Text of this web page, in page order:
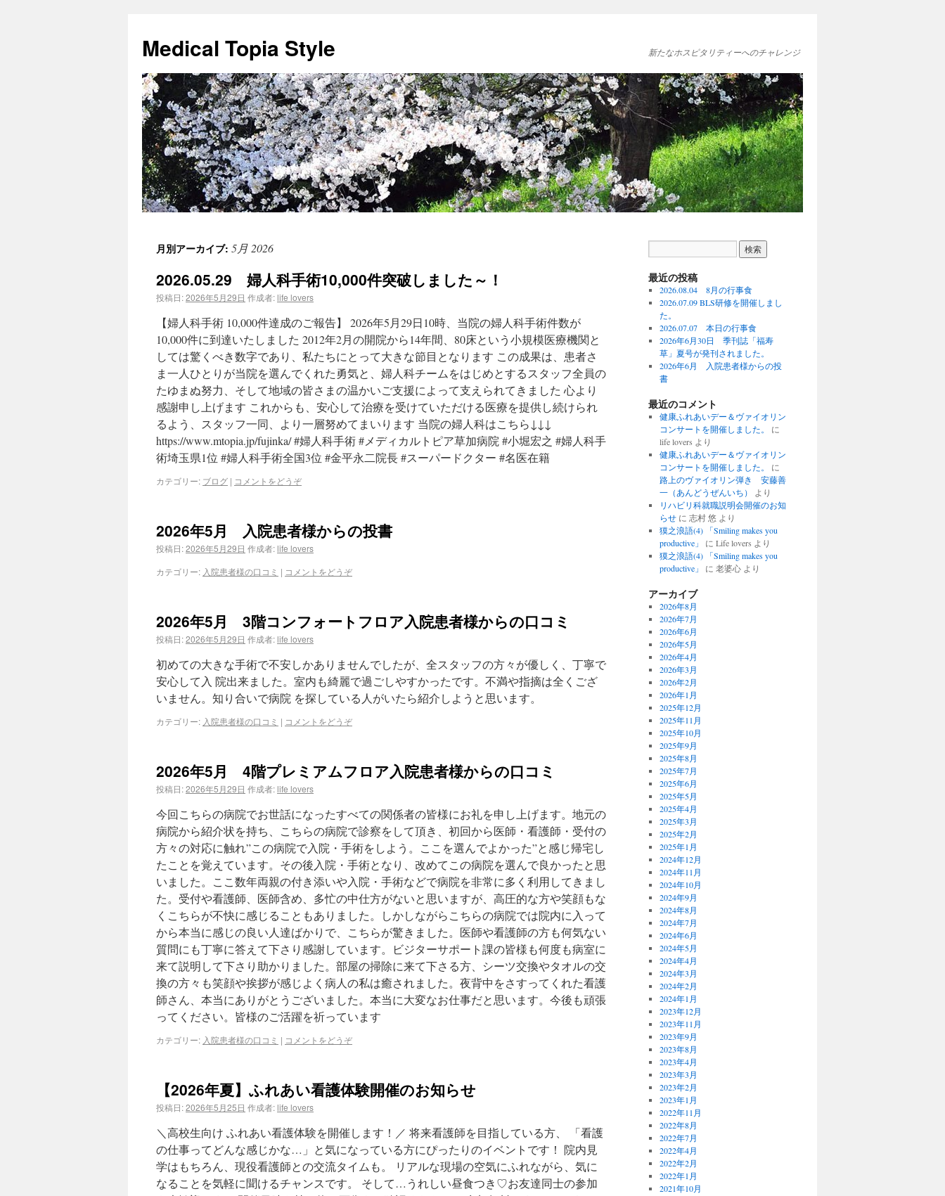
Medical Topia Style 新たなホスピタリティーへのチャレンジ
月別アーカイブ: 5月 2026
2026.05.29 婦人科手術10,000件突破しました～！
投稿日:2026年5月29日 作成者: life lovers
【婦人科手術 10,000件達成のご報告】 2026年5月29日10時、当院の婦人科手術件数が
10,000件に到達いたしました 2012年2月の開院から14年間、80床という小規模医療機関と
しては驚くべき数字であり、私たちにとって大きな節目となります この成果は、患者さ
ま一人ひとりが当院を選んでくれた勇気と、婦人科チームをはじめとするスタッフ全員の
たゆまぬ努力、そして地域の皆さまの温かいご支援によって支えられてきました 心より
感謝申し上げます これからも、安心して治療を受けていただける医療を提供し続けられ
るよう、スタッフ一同、より一層努めてまいります 当院の婦人科はこちら↓↓↓
https://www.mtopia.jp/fujinka/ #婦人科手術 #メディカルトピア草加病院 #小堀宏之 #婦人科手
術埼玉県1位 #婦人科手術全国3位 #金平永二院長 #スーパードクター #名医在籍
カテゴリー: ブログ | コメントをどうぞ
2026年5月 入院患者様からの投書
投稿日:2026年5月29日 作成者: life lovers
カテゴリー: 入院患者様の口コミ | コメントをどうぞ
2026年5月 3階コンフォートフロア入院患者様からの口コミ
投稿日:2026年5月29日 作成者: life lovers
初めての大きな手術で不安しかありませんでしたが、全スタッフの方々が優しく、丁寧で
安心して入 院出来ました。室内も綺麗で過ごしやすかったです。不満や指摘は全くござ
いません。知り合いで病院 を探している人がいたら紹介しようと思います。
カテゴリー: 入院患者様の口コミ | コメントをどうぞ
2026年5月 4階プレミアムフロア入院患者様からの口コミ
投稿日:2026年5月29日 作成者: life lovers
今回こちらの病院でお世話になったすべての関係者の皆様にお礼を申し上げます。地元の
病院から紹介状を持ち、こちらの病院で診察をして頂き、初回から医師・看護師・受付の
方々の対応に触れ”この病院で入院・手術をしよう。ここを選んでよかった”と感じ帰宅し
たことを覚えています。その後入院・手術となり、改めてこの病院を選んで良かったと思
いました。ここ数年両親の付き添いや入院・手術などで病院を非常に多く利用してきまし
た。受付や看護師、医師含め、多忙の中仕方がないと思いますが、高圧的な方や笑顔もな
くこちらが不快に感じることもありました。しかしながらこちらの病院では院内に入って
から本当に感じの良い人達ばかりで、こちらが驚きました。医師や看護師の方も何気ない
質問にも丁寧に答えて下さり感謝しています。ビジターサポート課の皆様も何度も病室に
来て説明して下さり助かりました。部屋の掃除に来て下さる方、シーツ交換やタオルの交
換の方々も笑顔や挨拶が感じよく病人の私は癒されました。夜背中をさすってくれた看護
師さん、本当にありがとうございました。本当に大変なお仕事だと思います。今後も頑張
ってください。皆様のご活躍を祈っています
カテゴリー: 入院患者様の口コミ | コメントをどうぞ
【2026年夏】ふれあい看護体験開催のお知らせ
投稿日:2026年5月25日 作成者: life lovers
＼高校生向け ふれあい看護体験を開催します！／ 将来看護師を目指している方、 「看護
の仕事ってどんな感じかな…」と気になっている方にぴったりのイベントです！ 院内見
学はもちろん、現役看護師との交流タイムも。 リアルな現場の空気にふれながら、気に
なることを気軽に聞けるチャンスです。 そして…うれしい昼食つき♡お友達同士の参加
最近の投稿
2026.08.04 8月の行事食
2026.07.09 BLS研修を開催しまし
た。
2026.07.07 本日の行事食
2026年6月30日 季刊誌「福寿
草」夏号が発刊されました。
2026年6月 入院患者様からの投
書
最近のコメント
健康ふれあいデー＆ヴァイオリン
コンサートを開催しました。
に
life lovers より
健康ふれあいデー＆ヴァイオリン
コンサートを開催しました。
に
路上のヴァイオリン弾き 安藤善
一（あんどうぜんいち）
より
リハビリ科就職説明会開催のお知
らせに 志村 悠 より
獏之浪語(4) 「Smiling makes you
productive」
に Life lovers より
獏之浪語(4) 「Smiling makes you
productive」
に 老婆心 より
アーカイブ
2026年8月
2026年7月
2026年6月
2026年5月
2026年4月
2026年3月
2026年2月
2026年1月
2025年12月
2025年11月
2025年10月
2025年9月
2025年8月
2025年7月
2025年6月
2025年5月
2025年4月
2025年3月
2025年2月
2025年1月
2024年12月
2024年11月
2024年10月
2024年9月
2024年8月
2024年7月
2024年6月
2024年5月
2024年4月
2024年3月
2024年2月
2024年1月
2023年12月
2023年11月
2023年9月
2023年8月
2023年4月
2023年3月
2023年2月
2023年1月
2022年11月
2022年8月
2022年7月
2022年4月
2022年2月
2022年1月
2021年10月